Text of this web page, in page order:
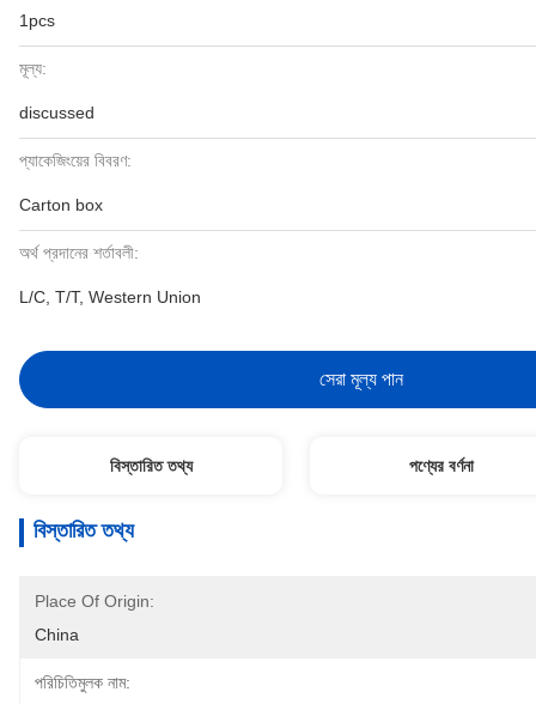
1pcs
মূল্য:
discussed
প্যাকেজিংয়ের বিবরণ:
Carton box
অর্থ প্রদানের শর্তাবলী:
L/C, T/T, Western Union
সেরা মূল্য পান
বিস্তারিত তথ্য পণ্যের বর্ণনা
বিস্তারিত তথ্য
Place Of Origin:
China
পরিচিতিমুলক নাম: